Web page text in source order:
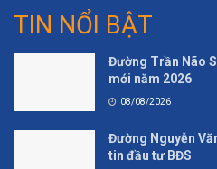
TIN NỔI BẬT
Đường Trần Não
mới năm 2026
08/08/2026
Đường Nguyễn
tin đầu tư BĐS